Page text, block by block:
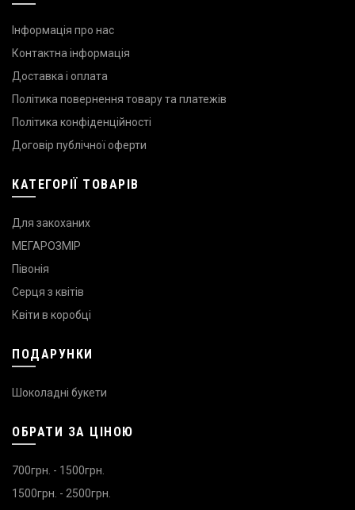
Інформація про нас
Контактна інформація
Доставка і оплата
Політика повернення товару та платежів
Політика конфіденційності
Договір публічної оферти
КАТЕГОРІЇ ТОВАРІВ
Для закоханих
МЕГАРОЗМІР
Півонія
Серця з квітів
Квіти в коробці
ПОДАРУНКИ
Шоколадні букети
ОБРАТИ ЗА ЦІНОЮ
700грн. - 1500грн.
1500грн. - 2500грн.